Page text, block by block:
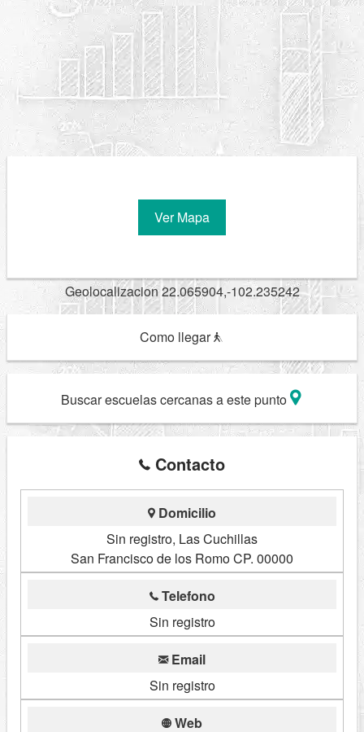
Ver Mapa
Geolocalizacion 22.065904,-102.235242
Como llegar
Buscar escuelas cercanas a este punto
Contacto
Domicilio
Sin registro, Las Cuchillas
San Francisco de los Romo CP. 00000
Telefono
Sin registro
Email
Sin registro
Web